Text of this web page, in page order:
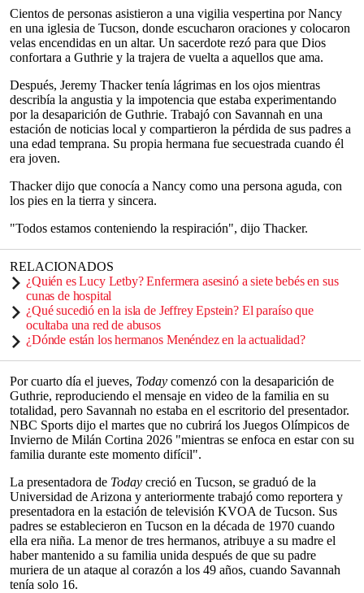
Cientos de personas asistieron a una vigilia vespertina por Nancy
en una iglesia de Tucson, donde escucharon oraciones y colocaron
velas encendidas en un altar. Un sacerdote rezó para que Dios
confortara a Guthrie y la trajera de vuelta a aquellos que ama.
Después, Jeremy Thacker tenía lágrimas en los ojos mientras
describía la angustia y la impotencia que estaba experimentando
por la desaparición de Guthrie. Trabajó con Savannah en una
estación de noticias local y compartieron la pérdida de sus padres a
una edad temprana. Su propia hermana fue secuestrada cuando él
era joven.
Thacker dijo que conocía a Nancy como una persona aguda, con
los pies en la tierra y sincera.
"Todos estamos conteniendo la respiración", dijo Thacker.
RELACIONADOS
¿Quién es Lucy Letby? Enfermera asesinó a siete bebés en sus
cunas de hospital
¿Qué sucedió en la isla de Jeffrey Epstein? El paraíso que
ocultaba una red de abusos
¿Dónde están los hermanos Menéndez en la actualidad?
Por cuarto día el jueves, Today comenzó con la desaparición de
Guthrie, reproduciendo el mensaje en video de la familia en su
totalidad, pero Savannah no estaba en el escritorio del presentador.
NBC Sports dijo el martes que no cubrirá los Juegos Olímpicos de
Invierno de Milán Cortina 2026 "mientras se enfoca en estar con su
familia durante este momento difícil".
La presentadora de Today creció en Tucson, se graduó de la
Universidad de Arizona y anteriormente trabajó como reportera y
presentadora en la estación de televisión KVOA de Tucson. Sus
padres se establecieron en Tucson en la década de 1970 cuando
ella era niña. La menor de tres hermanos, atribuye a su madre el
haber mantenido a su familia unida después de que su padre
muriera de un ataque al corazón a los 49 años, cuando Savannah
tenía solo 16.